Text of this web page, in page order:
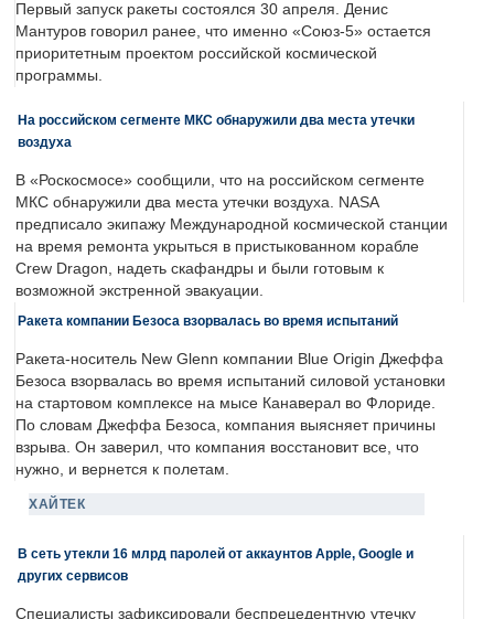
Первый запуск ракеты состоялся 30 апреля. Денис
Мантуров говорил ранее, что именно «Союз-5» остается
приоритетным проектом российской космической
программы.
На российском сегменте МКС обнаружили два места утечки
воздуха
В «Роскосмосе» сообщили, что на российском сегменте
МКС обнаружили два места утечки воздуха. NASA
предписало экипажу Международной космической станции
на время ремонта укрыться в пристыкованном корабле
Crew Dragon, надеть скафандры и были готовым к
возможной экстренной эвакуации.
Ракета компании Безоса взорвалась во время испытаний
Ракета-носитель New Glenn компании Blue Origin Джеффа
Безоса взорвалась во время испытаний силовой установки
на стартовом комплексе на мысе Канаверал во Флориде.
По словам Джеффа Безоса, компания выясняет причины
взрыва. Он заверил, что компания восстановит все, что
нужно, и вернется к полетам.
ХАЙТЕК
В сеть утекли 16 млрд паролей от аккаунтов Apple, Google и
других сервисов
Специалисты зафиксировали беспрецедентную утечку